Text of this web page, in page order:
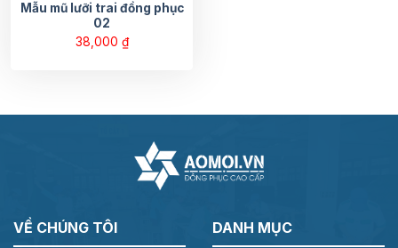
Mẫu mũ lưỡi trai đồng phục
02
38,000 ₫
VỀ CHÚNG TÔI DANH MỤC